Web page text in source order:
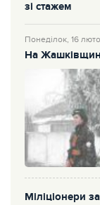
зі стажем
Понеділок, 16
На
Міліціонери